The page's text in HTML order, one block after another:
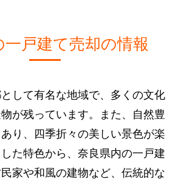
戸建て売却の情報
して有名な地域で、多くの文化
が残っています。また、自然豊
り、四季折々の美しい景色が楽
た特色から、奈良県内の一戸建
家や和風の建物など、伝統的な